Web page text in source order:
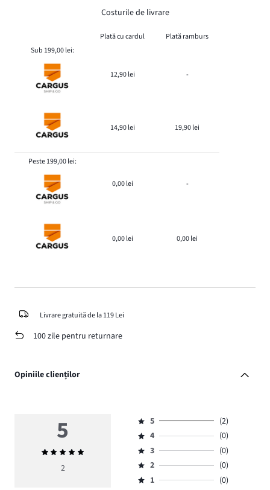
Costurile de livrare
Plată cu cardul
Plată ramburs
Sub 199,00 lei:
12,90 lei -
14,90 lei 19,90 lei
Peste 199,00 lei:
0,00 lei -
0,00 lei 0,00 lei
Livrare gratuită de la 119 Lei
100 zile pentru returnare
Opiniile clienților
5
Evaluarea
medie
2
Evaluare
5,
numărul
de
voturi
2.
5
(2)
Evaluare
4,
numărul
de
4
(0)
Evaluare
3,
numărul
3
(0)
Evaluare
2,
2
(0)
Evaluare
1 (0)